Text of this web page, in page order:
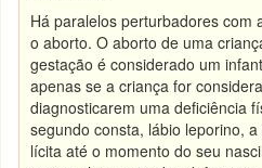
Há paralelos perturbadores com
o aborto. O aborto de uma
gestação é considerado um
apenas se a criança for
diagnosticarem uma deficiência
segundo consta, lábio leporino,
lícita até o momento do seu